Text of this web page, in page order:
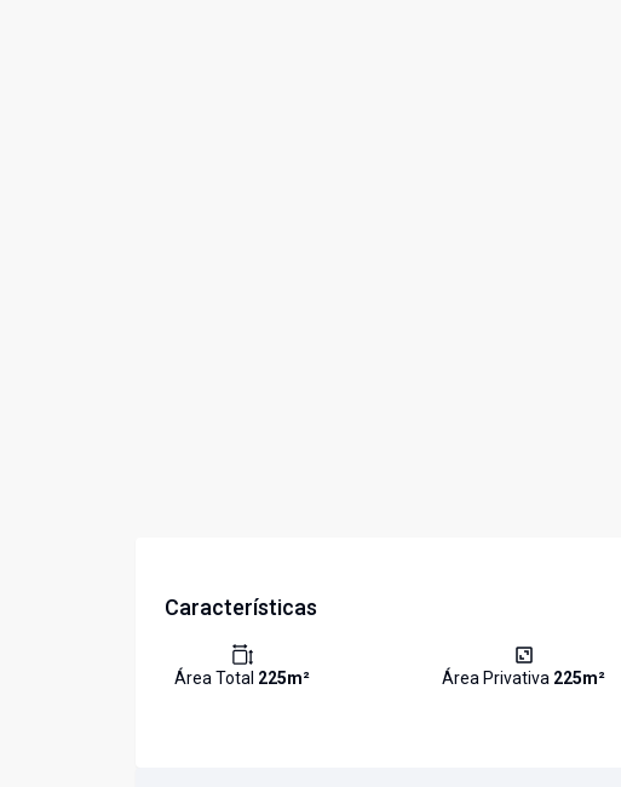
Características
Área Total 225m² Área Privativa 225m²